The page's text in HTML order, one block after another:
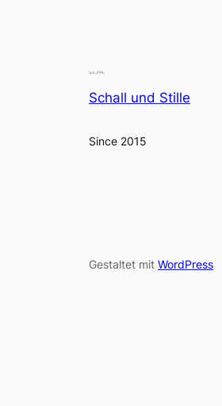
Schall und Stille
Since 2015
Gestaltet mit WordPress